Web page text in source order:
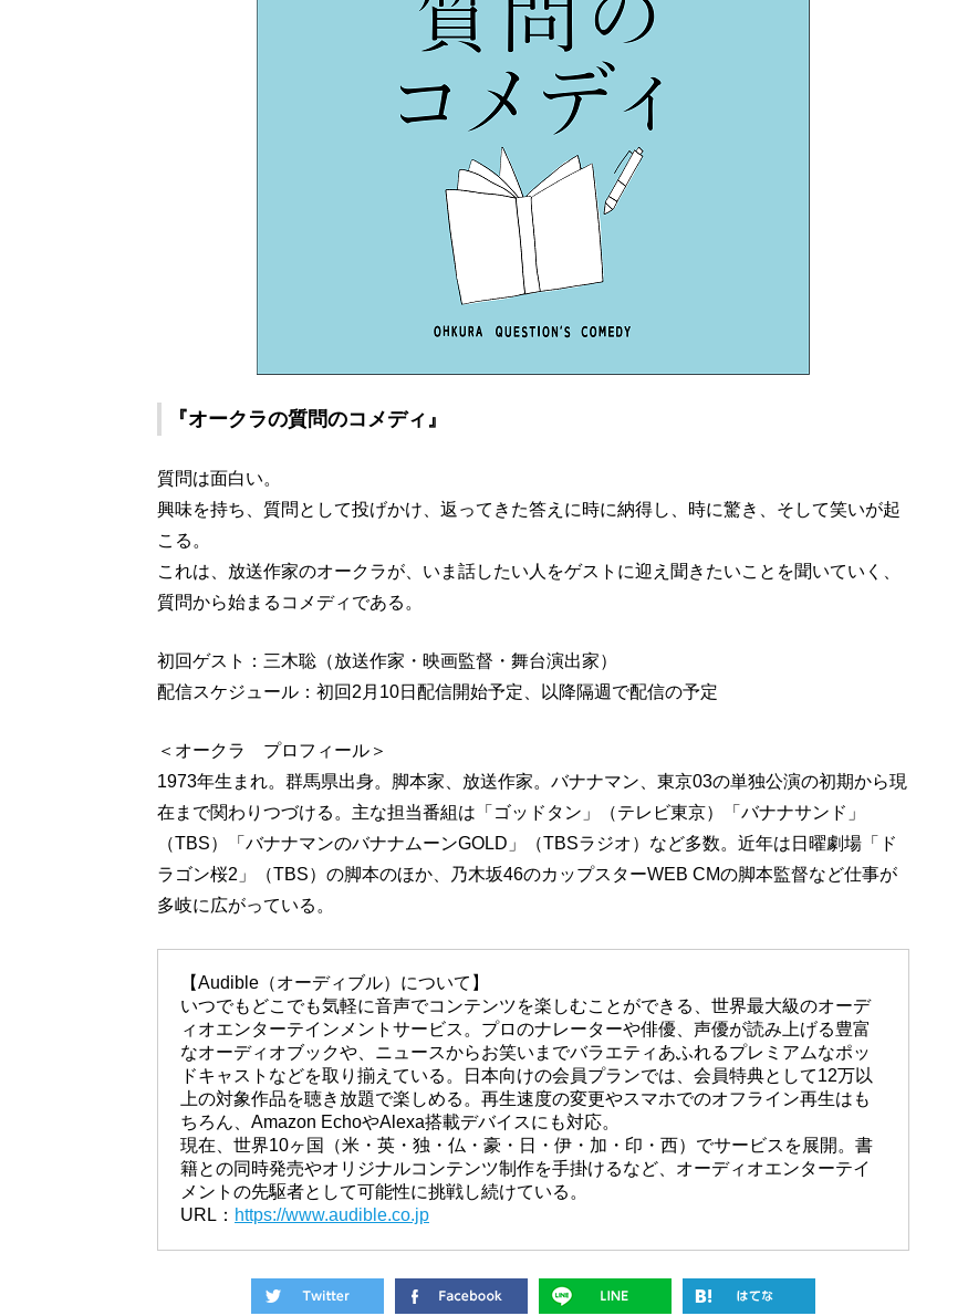
『オークラの質問のコメディ』
質問は面白い。
興味を持ち、質問として投げかけ、返ってきた答えに時に納得し、時に驚き、そして笑いが起
こる。
これは、放送作家のオークラが、いま話したい人をゲストに迎え聞きたいことを聞いていく、
質問から始まるコメディである。
初回ゲスト：三木聡（放送作家・映画監督・舞台演出家）
配信スケジュール：初回2月10日配信開始予定、以降隔週で配信の予定
＜オークラ プロフィール＞
1973年生まれ。群馬県出身。脚本家、放送作家。バナナマン、東京03の単独公演の初期から現
在まで関わりつづける。主な担当番組は「ゴッドタン」（テレビ東京）「バナナサンド」
（TBS）「バナナマンのバナナムーンGOLD」（TBSラジオ）など多数。近年は日曜劇場「ド
ラゴン桜2」（TBS）の脚本のほか、乃木坂46のカップスターWEB CMの脚本監督など仕事が
多岐に広がっている。
【Audible（オーディブル）について】
いつでもどこでも気軽に音声でコンテンツを楽しむことができる、世界最大級のオーデ
ィオエンターテインメントサービス。プロのナレーターや俳優、声優が読み上げる豊富
なオーディオブックや、ニュースからお笑いまでバラエティあふれるプレミアムなポッ
ドキャストなどを取り揃えている。日本向けの会員プランでは、会員特典として12万以
上の対象作品を聴き放題で楽しめる。再生速度の変更やスマホでのオフライン再生はも
ちろん、Amazon EchoやAlexa搭載デバイスにも対応。
現在、世界10ヶ国（米・英・独・仏・豪・日・伊・加・印・西）でサービスを展開。書
籍との同時発売やオリジナルコンテンツ制作を手掛けるなど、オーディオエンターテイ
メントの先駆者として可能性に挑戦し続けている。
URL： https://www.audible.co.jp